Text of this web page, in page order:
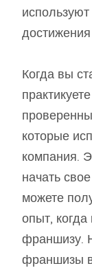
Когда вы
которые
компания.
начать
можете
опыт,
франшизу.
франшизы